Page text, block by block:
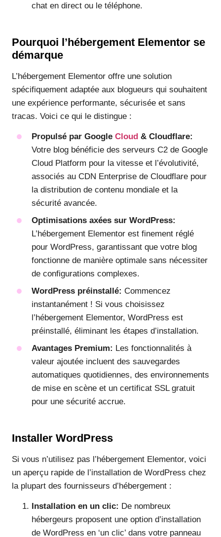
chat en direct ou le téléphone.
Pourquoi l’hébergement Elementor se
démarque
L’hébergement Elementor offre une solution
spécifiquement adaptée aux blogueurs qui souhaitent
une expérience performante, sécurisée et sans
tracas. Voici ce qui le distingue :
Propulsé par Google Cloud & Cloudflare:
Votre blog bénéficie des serveurs C2 de Google
Cloud Platform pour la vitesse et l’évolutivité,
associés au CDN Enterprise de Cloudflare pour
la distribution de contenu mondiale et la
sécurité avancée.
Optimisations axées sur WordPress:
L’hébergement Elementor est finement réglé
pour WordPress, garantissant que votre blog
fonctionne de manière optimale sans nécessiter
de configurations complexes.
WordPress préinstallé: Commencez
instantanément ! Si vous choisissez
l’hébergement Elementor, WordPress est
préinstallé, éliminant les étapes d’installation.
Avantages Premium: Les fonctionnalités à
valeur ajoutée incluent des sauvegardes
automatiques quotidiennes, des environnements
de mise en scène et un certificat SSL gratuit
pour une sécurité accrue.
Installer WordPress
Si vous n’utilisez pas l’hébergement Elementor, voici
un aperçu rapide de l’installation de WordPress chez
la plupart des fournisseurs d’hébergement :
Installation en un clic: De nombreux
hébergeurs proposent une option d’installation
de WordPress en ‘un clic’ dans votre panneau